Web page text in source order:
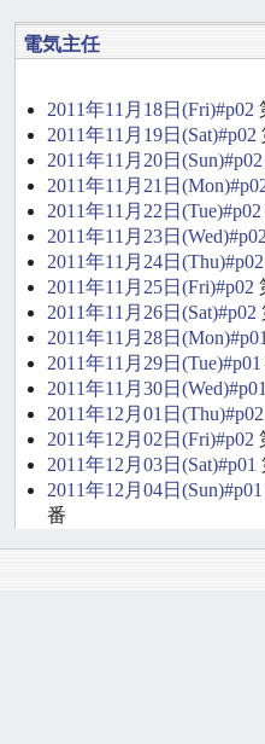
電気主任
2011年11月18日(Fri)#p02
2011年11月19日(Sat)#p02
2011年11月20日(Sun)#p02
2011年11月21日
2011年11月22日(Tue)#p02
2011年11月23日(Wed)#p02
2011年11月24日(Thu)#p02
2011年11月25日(Fri)#p02
2011年11月26日(Sat)#p02
2011年11月28日(Mon)#p01
2011年11月29日(Tue)#p01
2011年11月30日(Wed)#p01
2011年12月01日(Thu)#p02
2011年12月02日(Fri)#p02
2011年12月03日(Sat)#p01
2011年12月04日(Sun)#p01
番